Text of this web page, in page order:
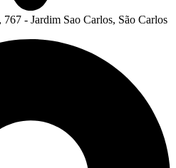
- Jardim Sao Carlos, São Carlos